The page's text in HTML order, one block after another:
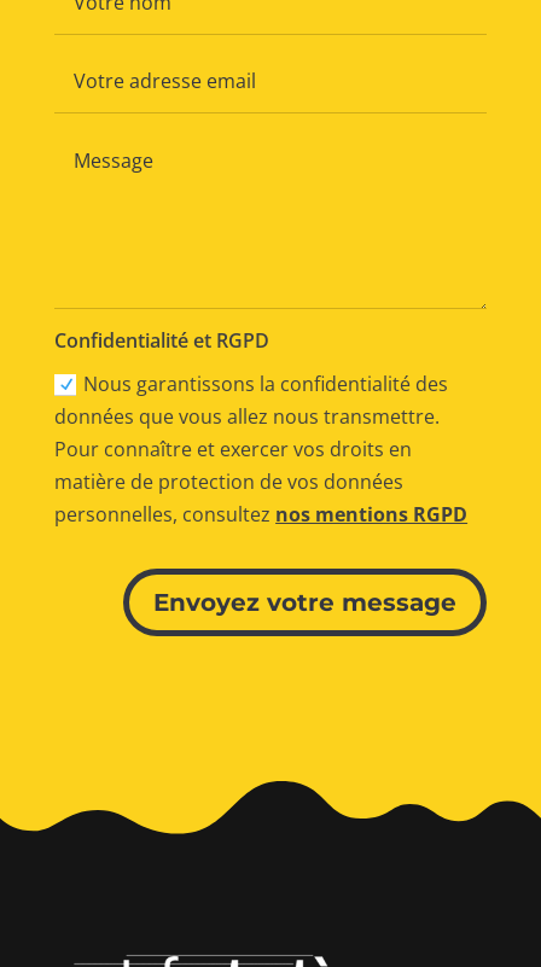
Confidentialité et RGPD
Nous garantissons la confidentialité des
données que vous allez nous transmettre.
Pour connaître et exercer vos droits en
matière de protection de vos données
personnelles, consultez nos mentions RGPD
Envoyez votre message